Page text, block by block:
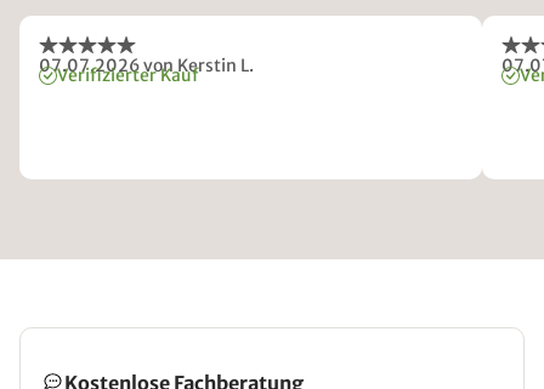
07.07.2026von Kerstin L.
Verifizierter Kauf
Kostenlose Fachberatung